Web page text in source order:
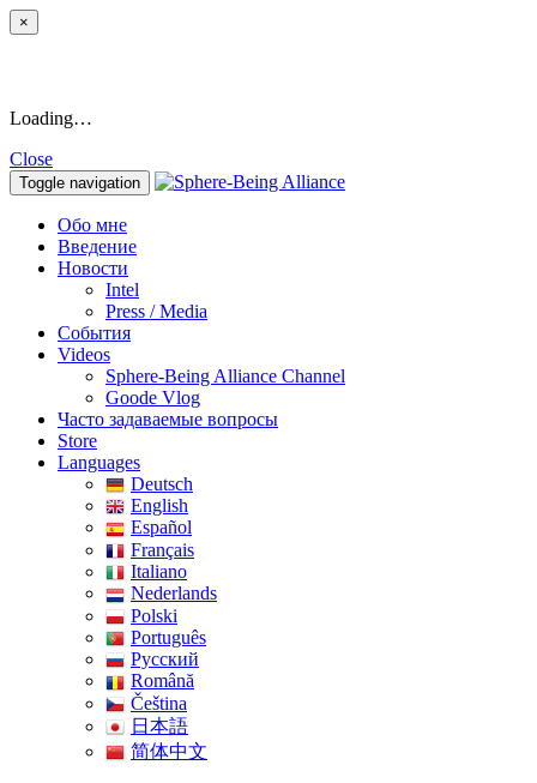
×
Loading…
Close
Toggle navigation
Обо мне
Введение
Новости
Intel
Press / Media
События
Videos
Sphere-Being Alliance Channel
Goode Vlog
Часто задаваемые вопросы
Store
Languages
Deutsch
English
Español
Français
Italiano
Nederlands
Polski
Português
Pусский
Română
Čeština
日本語
简体中文